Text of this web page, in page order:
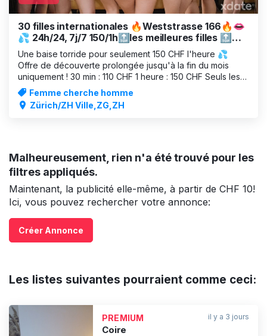
30 filles internationales 🔥Weststrasse 166🔥👄
💦 24h/24, 7j/7 150/1h🔝les meilleures filles 🔝☎️
📞🔥
Une baise torride pour seulement 150 CHF l'heure 💦
Offre de découverte prolongée jusqu'à la fin du mois
uniquement ! 30 min : 110 CHF 1 heure : 150 CHF Seuls les
services standard sont inclus ! (Cunnilingus, fellation, 69,
sexe AVEC préservatif, facesitting, massage)
www.villa166.ch 8003 Zuric
Femme cherche homme
Zürich/ZH Ville,ZG,ZH
Malheureusement, rien n'a été trouvé pour les
filtres appliqués.
Maintenant, la publicité elle-même, à partir de CHF 10!
Ici, vous pouvez rechercher votre annonce:
Créer Annonce
Les listes suivantes pourraient comme ceci:
PREMIUM il y a 3 jours
Coire